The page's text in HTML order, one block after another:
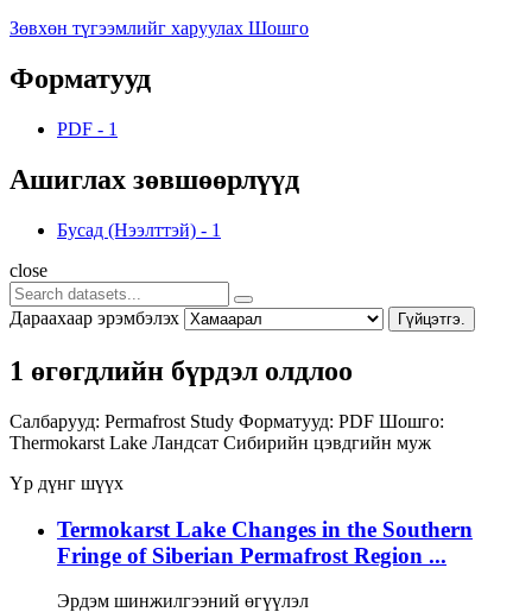
Зөвхөн түгээмлийг харуулах Шошго
Форматууд
PDF - 1
Ашиглах зөвшөөрлүүд
Бусад (Нээлттэй) - 1
close
Дараахаар эрэмбэлэх Гүйцэтгэ.
1 өгөгдлийн бүрдэл олдлоо
Салбарууд: Permafrost Study Форматууд: PDF Шошго:
Thermokarst Lake Ландсат Сибирийн цэвдгийн муж
Үр дүнг шүүх
Termokarst Lake Changes in the Southern
Fringe of Siberian Permafrost Region ...
Эрдэм шинжилгээний өгүүлэл